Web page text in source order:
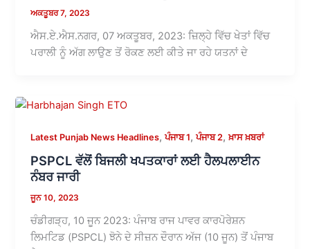
ਅਕਤੂਬਰ 7, 2023
ਐਸ.ਏ.ਐਸ.ਨਗਰ, 07 ਅਕਤੂਬਰ, 2023: ਜ਼ਿਲ੍ਹੇ ਵਿੱਚ ਖੇਤਾਂ ਵਿੱਚ
ਪਰਾਲੀ ਨੂੰ ਅੱਗ ਲਾਉਣ ਤੋਂ ਰੋਕਣ ਲਈ ਕੀਤੇ ਜਾ ਰਹੇ ਯਤਨਾਂ ਦੇ
Latest Punjab News Headlines,ਪੰਜਾਬ 1,ਪੰਜਾਬ 2,ਖ਼ਾਸ ਖ਼ਬਰਾਂ
PSPCL ਵੱਲੋਂ ਬਿਜਲੀ ਖਪਤਕਾਰਾਂ ਲਈ ਹੈਲਪਲਾਈਨ
ਨੰਬਰ ਜਾਰੀ
ਜੂਨ 10, 2023
ਚੰਡੀਗੜ੍ਹ, 10 ਜੂਨ 2023: ਪੰਜਾਬ ਰਾਜ ਪਾਵਰ ਕਾਰਪੋਰੇਸ਼ਨ
ਲਿਮਟਿਡ (PSPCL) ਝੋਨੇ ਦੇ ਸੀਜ਼ਨ ਦੌਰਾਨ ਅੱਜ (10 ਜੂਨ) ਤੋਂ ਪੰਜਾਬ